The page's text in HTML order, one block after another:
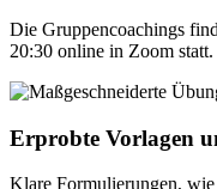
Die Gruppencoachings
20:30 online in Zoom statt.
Erprobte Vorlagen
Klare Formulierungen,